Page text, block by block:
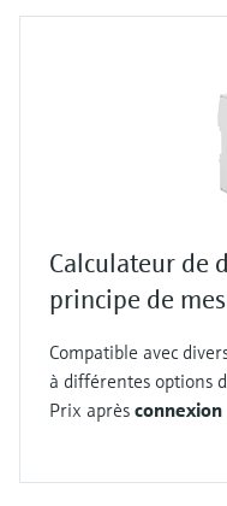
Calculateur de
principe de
Compatible avec
à différentes options
Prix après connexion